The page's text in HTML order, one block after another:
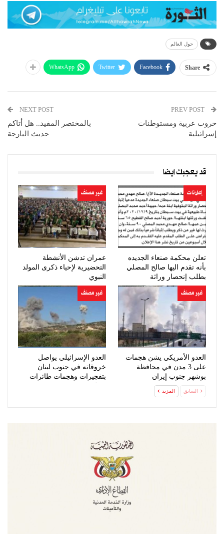
حول العالم
Share
Facebook
Twitter
WhatsApp
حروب عربية ومستوطنات
إسرائيلية
NEXT POST
بالمختصر المفيد.. هل أتاكم
حديث البارجة
قد يعجبك ايضا
إعلانات
تعلن محكمة صنعاء الجديده
بأنه تقدم اليها صالح المصلي
بطلب إنحصار وراثة
غير مصنف
عمران تدشن الأنشطة
التحضيرية لإحياء ذكرى المولد
النبوي
غير مصنف
العدو الأمريكي يشن هجمات
على 3 مدن في محافظة
بوشهر جنوب إيران
غير مصنف
العدو الإسرائيلي يواصل
خروقاته في جنوب لبنان
بتفجيرات وهجمات طائرات
السابق المزيد